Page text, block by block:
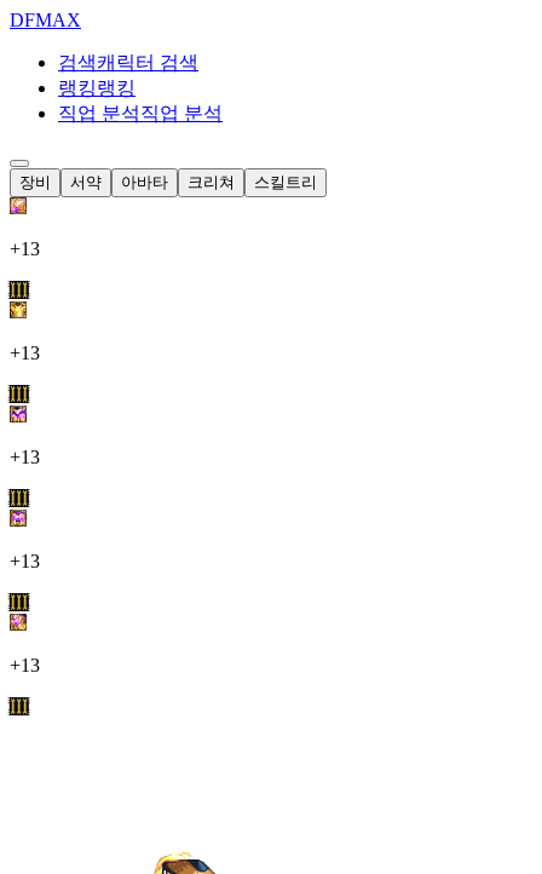
DFMAX
검색캐릭터 검색
랭킹랭킹
직업 분석직업 분석
장비 서약 아바타 크리쳐 스킬트리
+13
III
+13
III
+13
III
+13
III
+13
III